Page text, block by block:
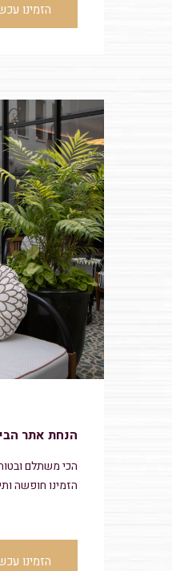
הזמינו
הנחת אתר
הכי משתלם
הזמינו חופשה ותיהנו מ 10%
הזמינו